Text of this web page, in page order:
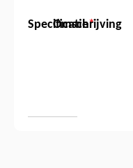
Specificatie*
Omschrijving